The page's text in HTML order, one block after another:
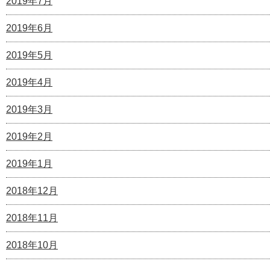
2019年6月
2019年5月
2019年4月
2019年3月
2019年2月
2019年1月
2018年12月
2018年11月
2018年10月